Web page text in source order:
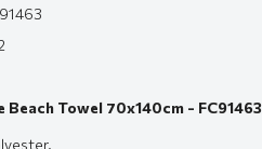
Towel 70x140cm - FC91463